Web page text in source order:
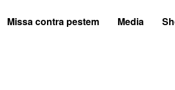
Missa contra pestem Media